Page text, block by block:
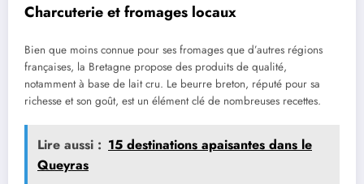
Charcuterie et fromages locaux
Bien que moins connue pour ses fromages que d’autres régions
françaises, la Bretagne propose des produits de qualité,
notamment à base de lait cru. Le beurre breton, réputé pour sa
richesse et son goût, est un élément clé de nombreuses recettes.
Lire aussi : 15 destinations apaisantes dans le
Queyras